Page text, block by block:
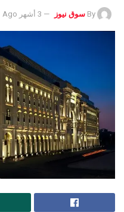
By سوق نيوز 3 أشهر Ago